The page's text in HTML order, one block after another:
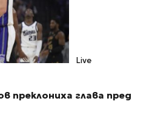
Live
преклониха глава пред